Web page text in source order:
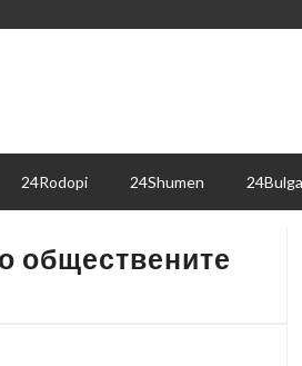
24Rodopi 24Shumen
обществените